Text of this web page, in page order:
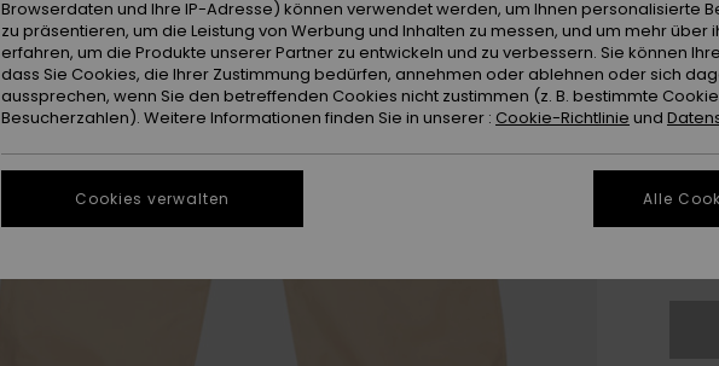
16
Browserdaten und Ihre IP-Adresse) können verwendet werden, um Ihnen personalisierte
zu präsentieren, um die Leistung von Werbung und Inhalten zu messen, und um mehr über
erfahren, um die Produkte unserer Partner zu entwickeln und zu verbessern. Sie können
dass Sie Cookies, die Ihrer Zustimmung bedürfen, annehmen oder ablehnen oder sich
aussprechen, wenn Sie den betreffenden Cookies nicht zustimmen (z. B. bestimmte
Besucherzahlen). Weitere Informationen finden Sie in unserer : Cookie-Richtlinie und
Cookies verwalten Alle